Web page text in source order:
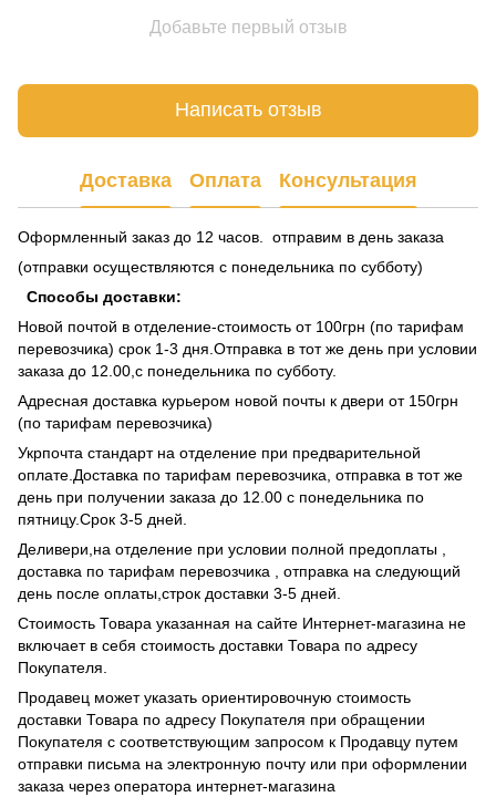
Добавьте первый отзыв
Написать отзыв
Доставка Оплата Консультация
Оформленный заказ до 12 часов. отправим в день ​​заказа
(отправки осуществляются с понедельника по субботу)
Способы доставки:
Новой почтой в отделение-стоимость от 100грн (по тарифам
перевозчика) срок 1-3 дня.Отправка в тот же день при условии
заказа до 12.00,с понедельника по субботу.
Адресная доставка курьером новой почты к двери от 150грн
(по тарифам перевозчика)
Укрпочта стандарт на отделение при предварительной
оплате.Доставка по тарифам перевозчика, отправка в тот же
день при получении заказа до 12.00 с понедельника по
пятницу.Срок 3-5 дней.
Деливери,на отделение при условии полной предоплаты ,
доставка по тарифам перевозчика , отправка на следующий
день после оплаты,строк доставки 3-5 дней.
Стоимость Товара указанная на сайте Интернет-магазина не
включает в себя стоимость доставки Товара по адресу
Покупателя.
Продавец может указать ориентировочную стоимость
доставки Товара по адресу Покупателя при обращении
Покупателя с соответствующим запросом к Продавцу путем
отправки письма на электронную почту или при оформлении
заказа через оператора интернет-магазина